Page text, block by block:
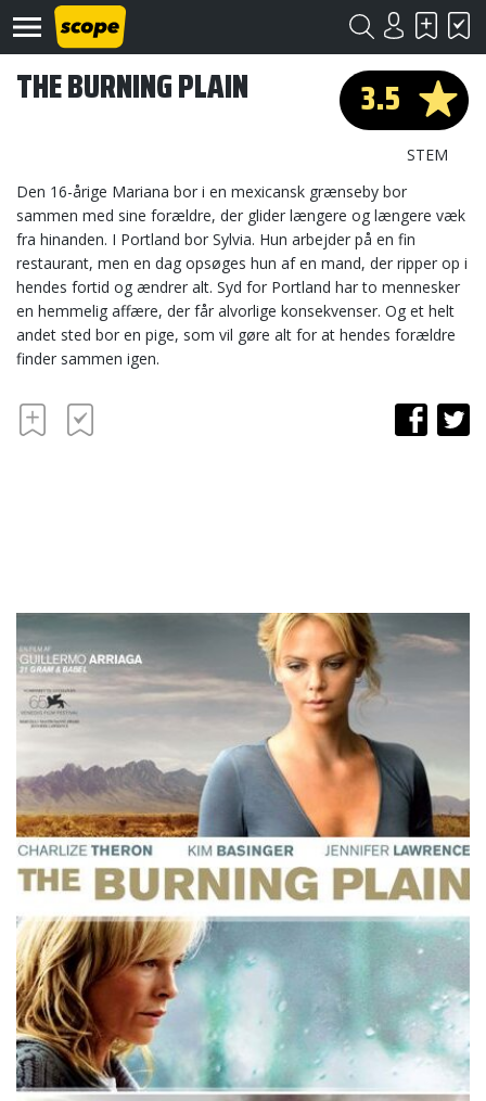
Om
Scope
Kontakt
©
3.5
STEM
THE BURNING PLAIN
Den 16-årige Mariana bor i en mexicansk grænseby bor
sammen med sine forældre, der glider længere og længere væk
fra hinanden. I Portland bor Sylvia. Hun arbejder på en fin
restaurant, men en dag opsøges hun af en mand, der ripper op i
hendes fortid og ændrer alt. Syd for Portland har to mennesker
en hemmelig affære, der får alvorlige konsekvenser. Og et helt
andet sted bor en pige, som vil gøre alt for at hendes forældre
finder sammen igen.